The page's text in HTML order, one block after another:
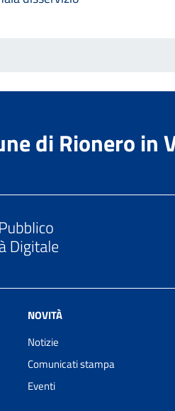
di Rionero in
NOVITÀ
Notizie
Comunicati stampa
Eventi